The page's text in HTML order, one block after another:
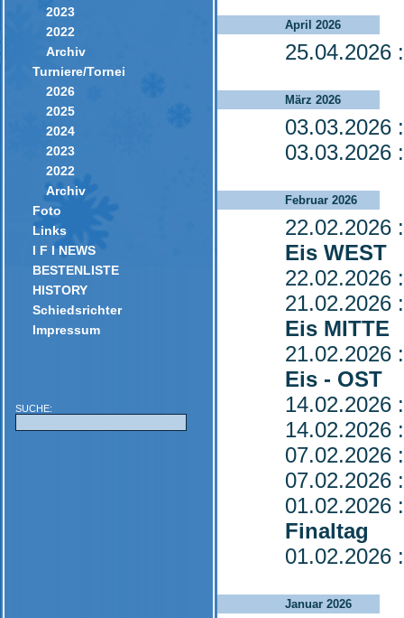
2023
2022
Archiv
Turniere/Tornei
2026
2025
2024
2023
2022
Archiv
Foto
Links
I F I NEWS
BESTENLISTE
HISTORY
Schiedsrichter
Impressum
SUCHE:
April 2026
25.04.2026
März 2026
03.03.2026
03.03.2026
Februar 2026
22.02.2026
Eis WEST
22.02.2026
21.02.2026
Eis MITTE
21.02.2026
Eis - OST
14.02.2026
14.02.2026
07.02.2026
07.02.2026
01.02.2026
Finaltag
01.02.2026
Januar 2026